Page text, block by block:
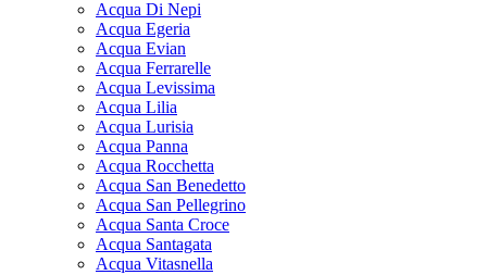
Acqua Di Nepi
Acqua Egeria
Acqua Evian
Acqua Ferrarelle
Acqua Levissima
Acqua Lilia
Acqua Lurisia
Acqua Panna
Acqua Rocchetta
Acqua San Benedetto
Acqua San Pellegrino
Acqua Santa Croce
Acqua Santagata
Acqua Vitasnella